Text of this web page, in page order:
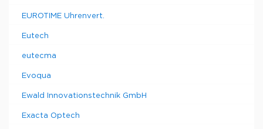
EUROTIME Uhrenvert.
Eutech
eutecma
Evoqua
Ewald Innovationstechnik GmbH
Exacta Optech